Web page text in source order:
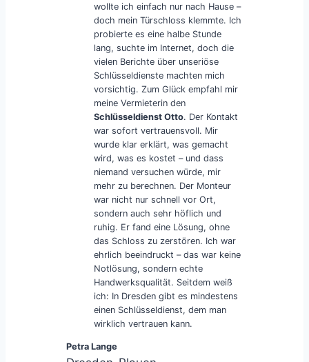
wollte ich einfach nur nach Hause –
doch mein Türschloss klemmte. Ich
probierte es eine halbe Stunde
lang, suchte im Internet, doch die
vielen Berichte über unseriöse
Schlüsseldienste machten mich
vorsichtig. Zum Glück empfahl mir
meine Vermieterin den
Schlüsseldienst Otto. Der Kontakt
war sofort vertrauensvoll. Mir
wurde klar erklärt, was gemacht
wird, was es kostet – und dass
niemand versuchen würde, mir
mehr zu berechnen. Der Monteur
war nicht nur schnell vor Ort,
sondern auch sehr höflich und
ruhig. Er fand eine Lösung, ohne
das Schloss zu zerstören. Ich war
ehrlich beeindruckt – das war keine
Notlösung, sondern echte
Handwerksqualität. Seitdem weiß
ich: In Dresden gibt es mindestens
einen Schlüsseldienst, dem man
wirklich vertrauen kann.
Petra Lange